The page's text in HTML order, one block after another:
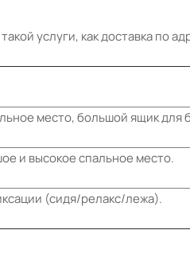
услуги, как доставка по
место, большой ящик для
и высокое спальное место.
(сидя/релакс/лежа).